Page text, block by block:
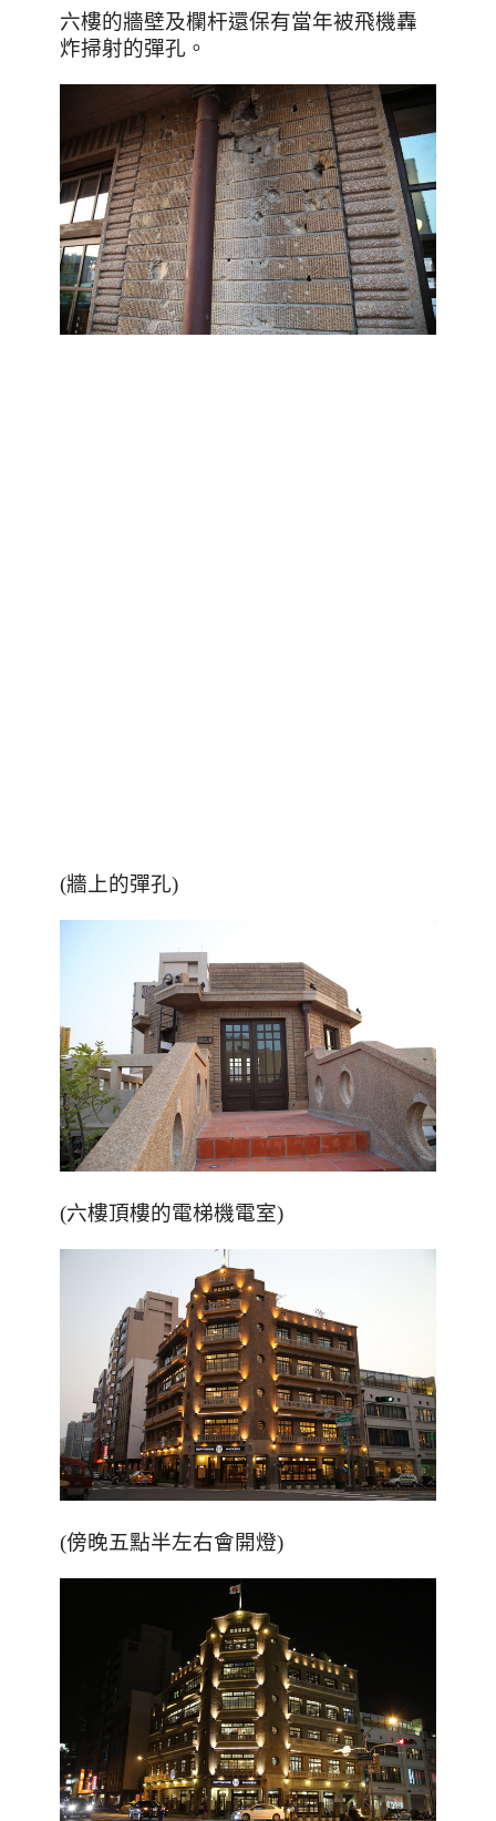
六樓的牆壁及欄杆還保有當年被飛機轟
炸掃射的彈孔。
(牆上的彈孔)
(六樓頂樓的電梯機電室)
(傍晚五點半左右會開燈)